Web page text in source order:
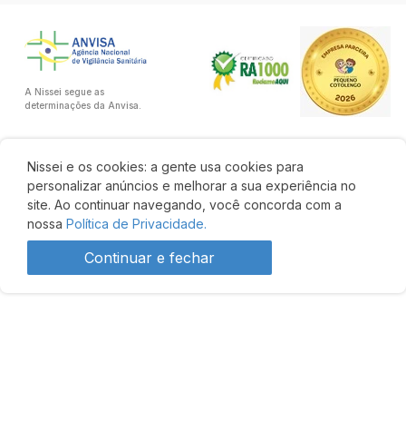
R$ 152,90
Nissei e os cookies: a gente usa cookies para
personalizar anúncios e melhorar a sua experiência no
site. Ao continuar navegando, você concorda com a
nossa Política de Privacidade.
Continuar e fechar
A Nissei segue as
determinações da Anvisa.